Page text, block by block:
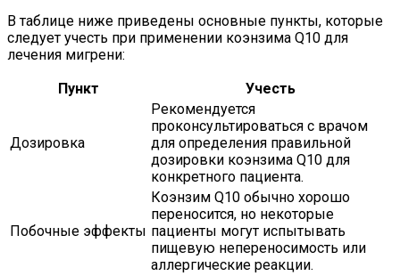
В таблице ниже приведены основные пункты, которые
следует учесть при применении коэнзима Q10 для
лечения мигрени:
Пункт
Учесть
Дозировка
Рекомендуется
проконсультироваться с врачом
для определения правильной
дозировки коэнзима Q10 для
конкретного пациента.
Побочные эффекты
Коэнзим Q10 обычно хорошо
переносится, но некоторые
пациенты могут испытывать
пищевую непереносимость или
аллергические реакции.